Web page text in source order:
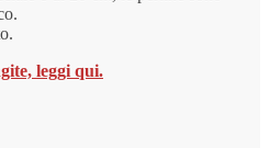
leggi qui.